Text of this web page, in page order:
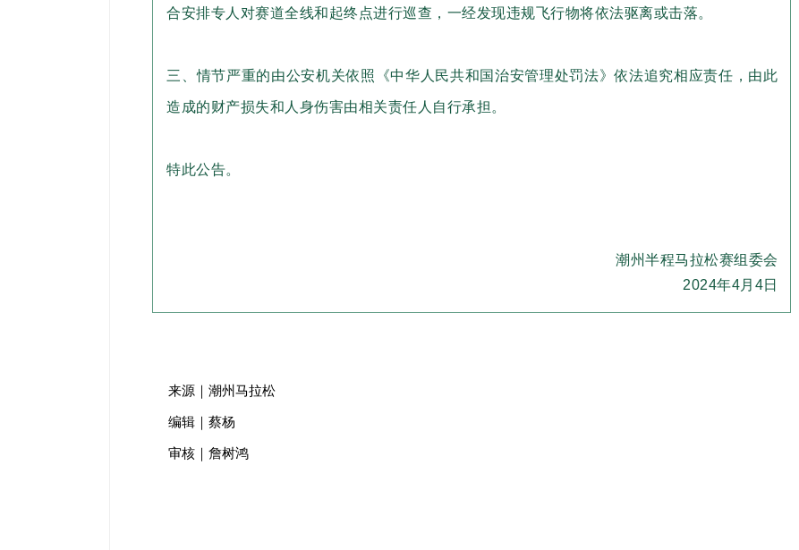
合安排专人对赛道全线和起终点进行巡查，一经发现违规飞行物将依法驱离或击落。
三、情节严重的由公安机关依照《中华人民共和国治安管理处罚法》依法追究相应责任，由此
造成的财产损失和人身伤害由相关责任人自行承担。
特此公告。
潮州半程马拉松赛组委会
2024年4月4日
来源｜潮州马拉松
编辑｜蔡杨
审核｜詹树鸿